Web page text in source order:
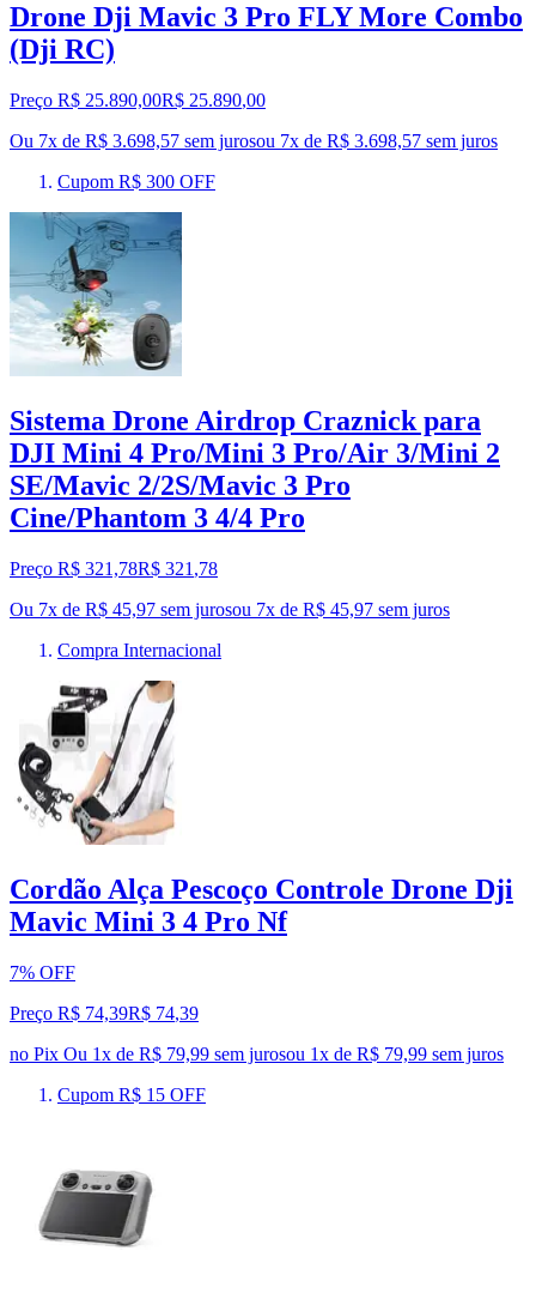
Drone Dji Mavic 3 Pro FLY More Combo
(Dji RC)
Preço R$ 25.890,00R$ 25.890,00
Ou 7x de R$ 3.698,57 sem jurosou 7x de R$ 3.698,57 sem juros
Cupom R$ 300 OFF
Sistema Drone Airdrop Craznick para
DJI Mini 4 Pro/Mini 3 Pro/Air 3/Mini 2
SE/Mavic 2/2S/Mavic 3 Pro
Cine/Phantom 3 4/4 Pro
Preço R$ 321,78R$ 321 ,78
Ou 7x de R$ 45,97 sem jurosou 7x de R$ 45,97 sem juros
Compra Internacional
Cordão Alça Pescoço Controle Drone Dji
Mavic Mini 3 4 Pro Nf
7% OFF
Preço R$ 74,39R$ 74,39
no Pix Ou 1x de R$ 79,99 sem jurosou 1x de R$ 79,99 sem juros
Cupom R$ 15 OFF